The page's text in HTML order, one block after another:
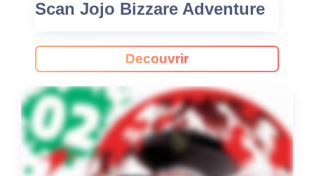
Scan Jojo Bizzare Adventure
Decouvrir